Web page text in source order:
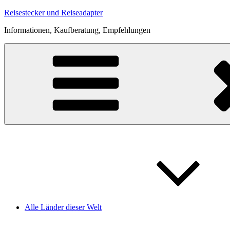
Zum
springen
Reisestecker und Reiseadapter
Informationen, Kaufberatung, Empfehlungen
Alle Länder dieser Welt